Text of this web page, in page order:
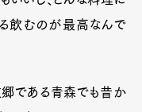
飲むのが最高なんで
郷である青森でも昔か